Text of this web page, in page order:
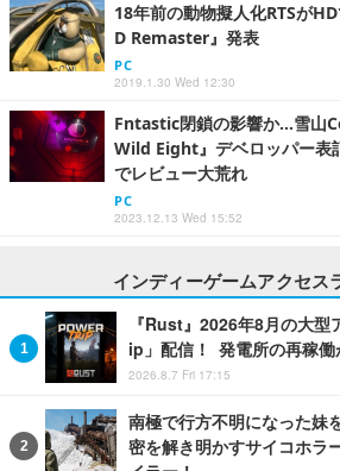
18年前の動物擬人化RTSが
D Remaster』発表
PC
2019.1.30 Wed 12:30
Fntastic閉鎖の影響か…雪山
Wild Eight』デベロッパー
でレビュー大荒れ
PC
2023.12.13 Wed 15:52
インディーゲームアクセス
『Rust』2026年8月の大
ip」配信！ 発電所の再稼働
2026.8.7 Fri 17:15
南極で行方不明になった妹
密を解き明かすサイコホラ